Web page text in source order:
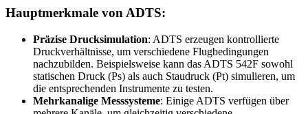
Hauptmerkmale von ADTS:
Präzise Drucksimulation: ADTS erzeugen kontrollierte
Druckverhältnisse, um verschiedene Flugbedingungen
nachzubilden. Beispielsweise kann das ADTS 542F sowohl
statischen Druck (Ps) als auch Staudruck (Pt) simulieren, um
die entsprechenden Instrumente zu testen.
Mehrkanalige Messsysteme: Einige ADTS verfügen über